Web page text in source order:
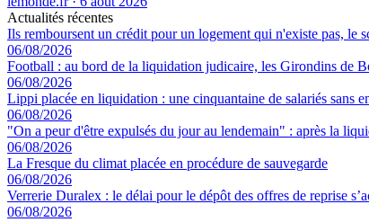
Actualités récentes
Ils remboursent un crédit pour un logement qui n'existe pas, le
06/08/2026
Football : au bord de la liquidation judicaire, les Girondins de
06/08/2026
Lippi placée en liquidation : une cinquantaine de salariés sans
06/08/2026
"On a peur d'être expulsés du jour au lendemain" : après la
06/08/2026
La Fresque du climat placée en procédure de sauvegarde
06/08/2026
Verrerie Duralex : le délai pour le dépôt des offres de reprise
06/08/2026